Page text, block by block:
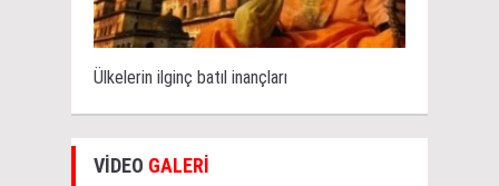
Ülkelerin ilginç batıl inançları
VİDEO GALERİ